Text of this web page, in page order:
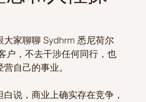
家聊聊 Sydhrm 悉尼荷尔
，不去干涉任何同行，也
自己的事业。
说，商业上确实存在竞争，